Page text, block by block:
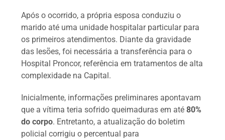
Após o ocorrido, a própria esposa conduziu o
marido até uma unidade hospitalar particular para
os primeiros atendimentos. Diante da gravidade
das lesões, foi necessária a transferência para o
Hospital Proncor, referência em tratamentos de alta
complexidade na Capital.
Inicialmente, informações preliminares apontavam
que a vítima teria sofrido queimaduras em até80%
do corpo. Entretanto, a atualização do boletim
policial corrigiu o percentual para